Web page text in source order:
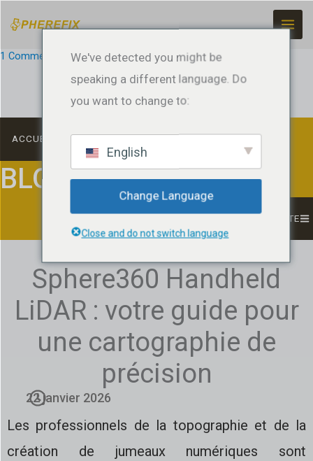
1 Commentaire /LiDAR & SLAM/ Par jeffreyrtk@gmail.com
ACCUEIL
BLOG
LISTE
Sphere360 Handheld
LiDAR : votre guide pour
une cartographie de
précision
22 janvier 2026
Les professionnels de la topographie et de la
création de jumeaux numériques sont
We've detected you might be
speaking a different language. Do
you want to change to:
English
Change Language
Close and do not switch language